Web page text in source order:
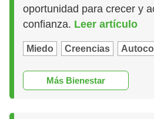
oportunidad para crecer y
confianza. Leer artículo
Miedo Creencias
Más Bienestar